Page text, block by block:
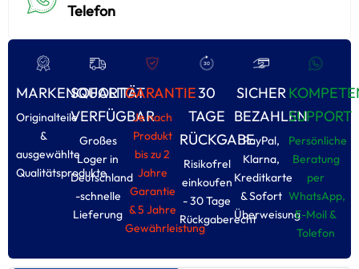
Telefon
MARKENQUALITÄT
Originalteile
&
ausgewählte
Qualitätsprodukte
SOFORT
VERFÜGBAR
Großes
Loger in
Deutschland
-schnelle
Lieferung
GARANTIE
Je nach
Produkt
bis zu 2
Jahre
Garantie
& 5 Jahre
Gewährleistung
30
TAGE
RÜCKGABE
Risikofrel
einkoufen
- 30 Tage
Rückgaberecht
SICHER
BEZAHLEN
PayPal,
Klarna,
Kreditkarte
& Sofort
Überweisung
SUPPORT
Persönliche
Beratung
per
WhatsApp,
E-Moil &
Tolefon